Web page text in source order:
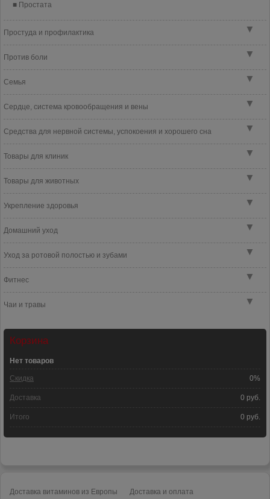
Простата
▼
Простуда и профилактика
▼
Против боли
▼
Семья
▼
Сердце, система кровообращения и вены
▼
Средства для нервной системы, успокоения и хорошего сна
▼
Товары для клиник
▼
Товары для животных
▼
Укрепление здоровья
▼
Домашний уход
▼
Уход за ротовой полостью и зубами
▼
Фитнес
▼
Чаи и травы
Корзина
Нет товаров
Скидка 0%
Доставка 0 руб.
Итого 0 руб.
Доставка витаминов из Европы Доставка и оплата